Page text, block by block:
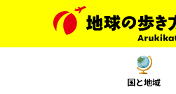
国と地域